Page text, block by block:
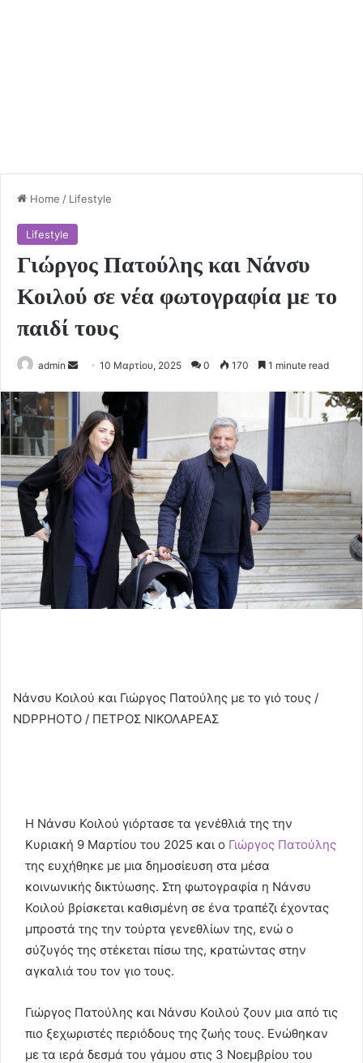
Home / Lifestyle
Lifestyle
Γιώργος Πατούλης και Νάνσυ
Κοιλού σε νέα φωτογραφία με το
παιδί τους
admin
Send10 Μαρτίου, 2025 0 170 1 minute read
Νάνσυ Κοιλού και Γιώργος Πατούλης με το γιό τους /
NDPPHOTO / ΠΕΤΡΟΣ ΝΙΚΟΛΑΡΕΑΣ
Η Νάνσυ Κοιλού γιόρτασε τα γενέθλιά της την
Κυριακή 9 Μαρτίου του 2025 και ο Γιώργος Πατούλης
της ευχήθηκε με μια δημοσίευση στα μέσα
κοινωνικής δικτύωσης. Στη φωτογραφία η Νάνσυ
Κοιλού βρίσκεται καθισμένη σε ένα τραπέζι έχοντας
μπροστά της την τούρτα γενεθλίων της, ενώ ο
σύζυγός της στέκεται πίσω της, κρατώντας στην
αγκαλιά του τον γιο τους.
Γιώργος Πατούλης και Νάνσυ Κοιλού ζουν μια από τις
πιο ξεχωριστές περιόδους της ζωής τους. Ενώθηκαν
με τα ιερά δεσμά του γάμου στις 3 Νοεμβρίου του